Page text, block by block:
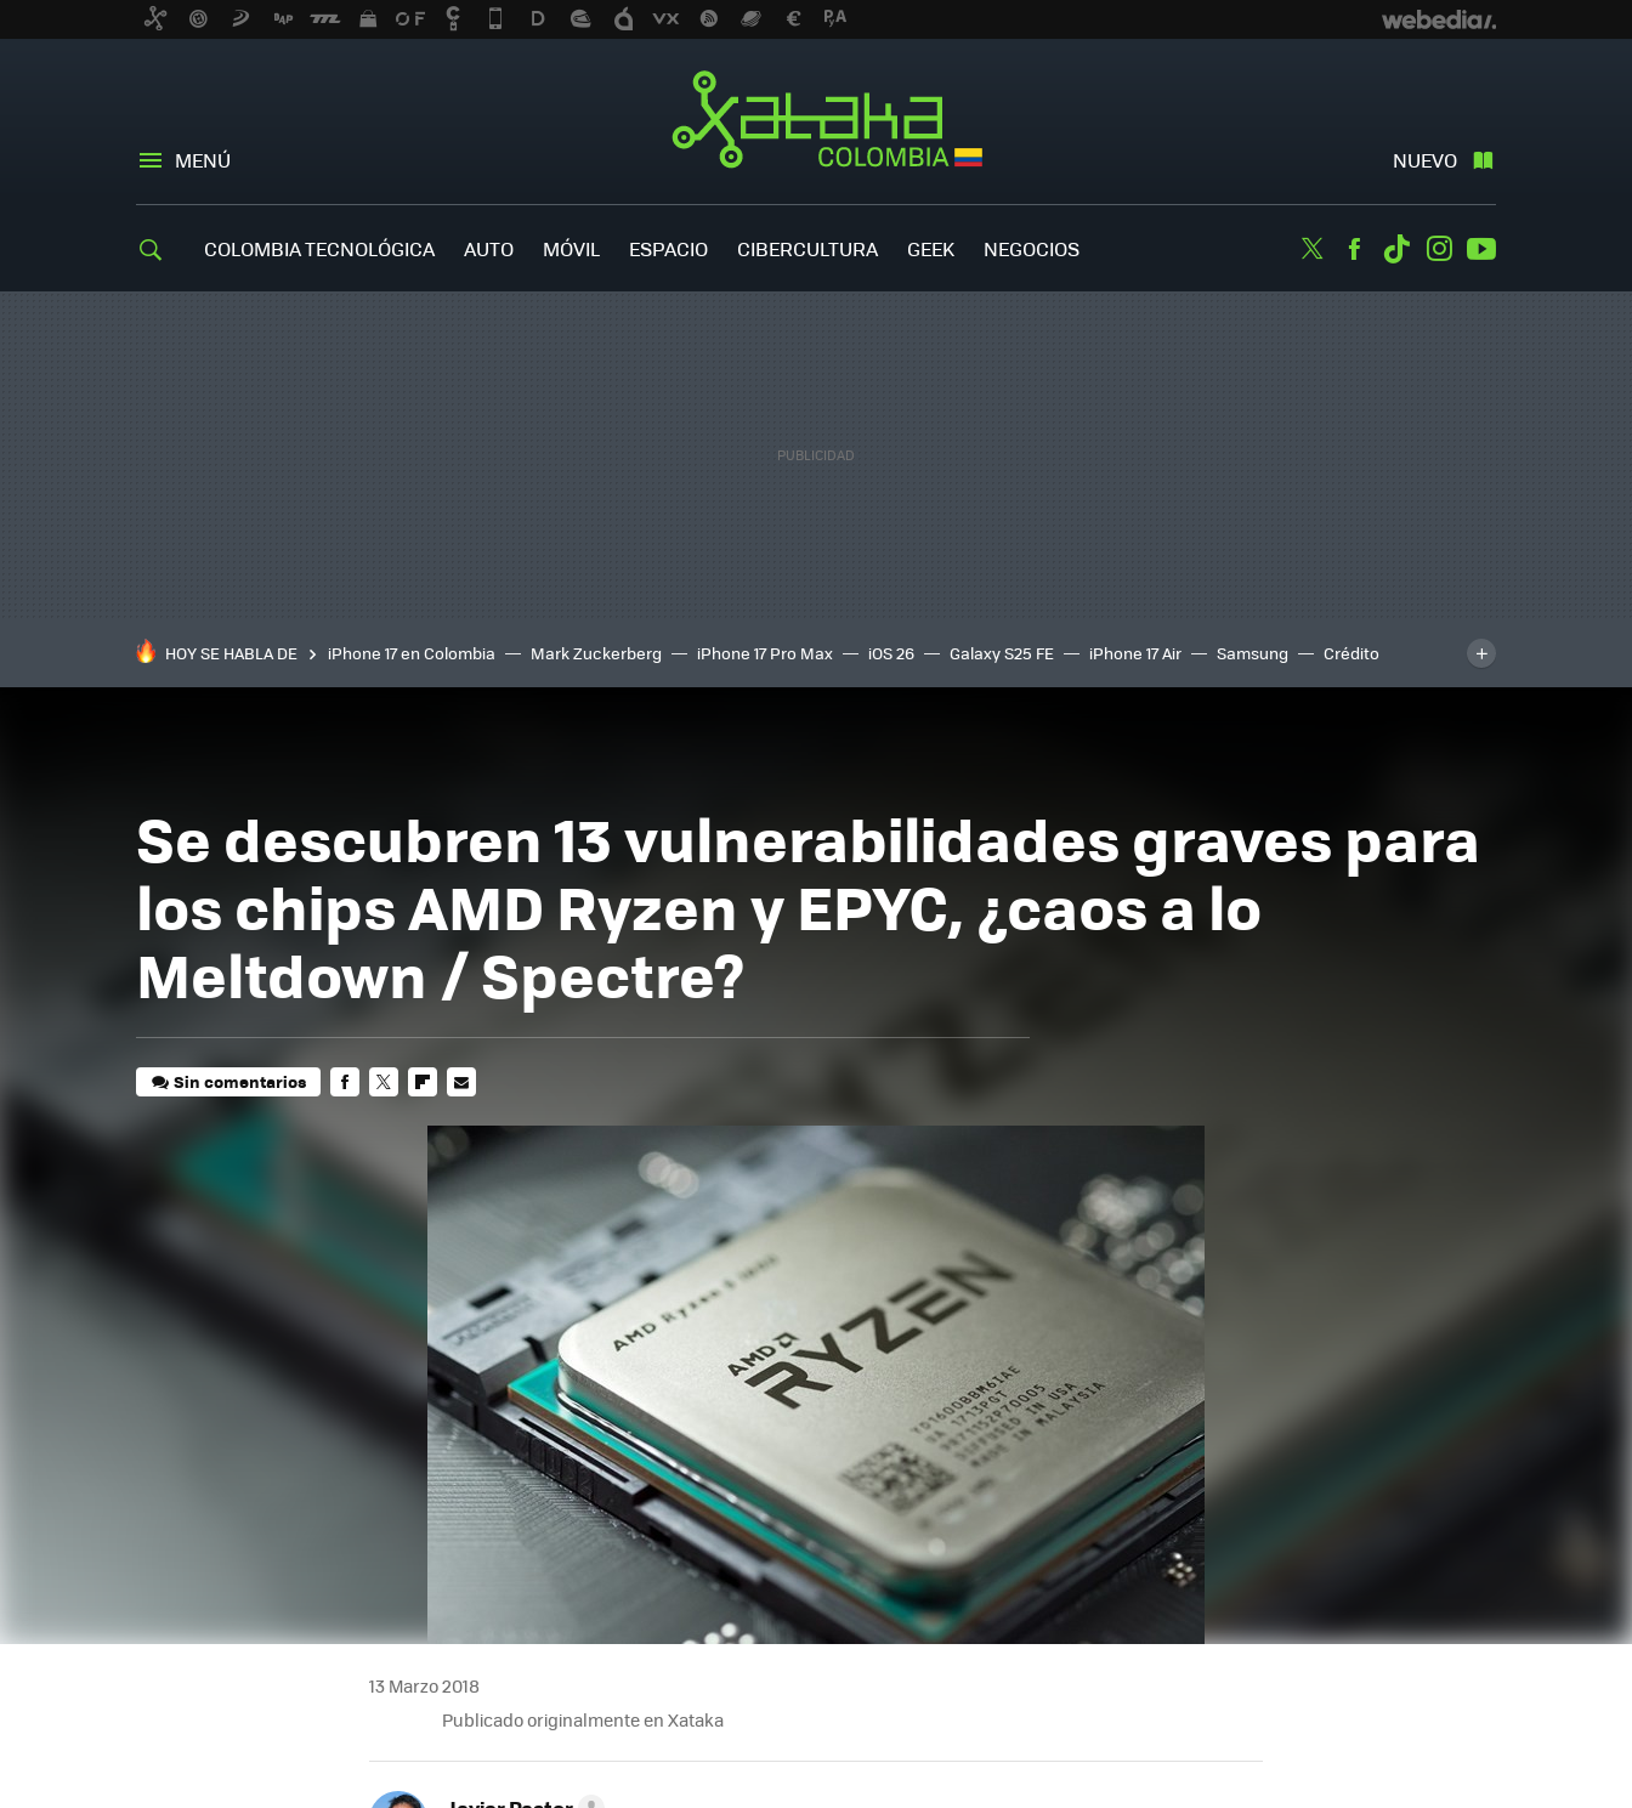
MENÚ NUEVO
COLOMBIA TECNOLÓGICA AUTO MÓVIL ESPACIO CIBERCULTURA GEEK NEGOCIOS TwitterFacebook
TiktokInstagram
HOY SE HABLA DE iPhone 17 en Colombia Mark Zuckerberg iPhone 17 Pro Max iOS 26 Galaxy S25 FE iPhone 17 Air Samsung
Crédito
inteligente
IA TCL C8K
Se descubren 13 vulnerabilidades graves para
los chips AMD Ryzen y EPYC, ¿caos a lo
Meltdown / Spectre?
Sin comentarios
MAIL
13 Marzo 2018
Publicado originalmente en Xataka